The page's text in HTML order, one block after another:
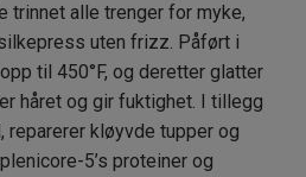
trinnet alle trenger for myke,
uten frizz. Påført i
til 450°F, og deretter glatter
håret og gir fuktighet. I tillegg
reparerer kløyvde tupper og
5’s proteiner og